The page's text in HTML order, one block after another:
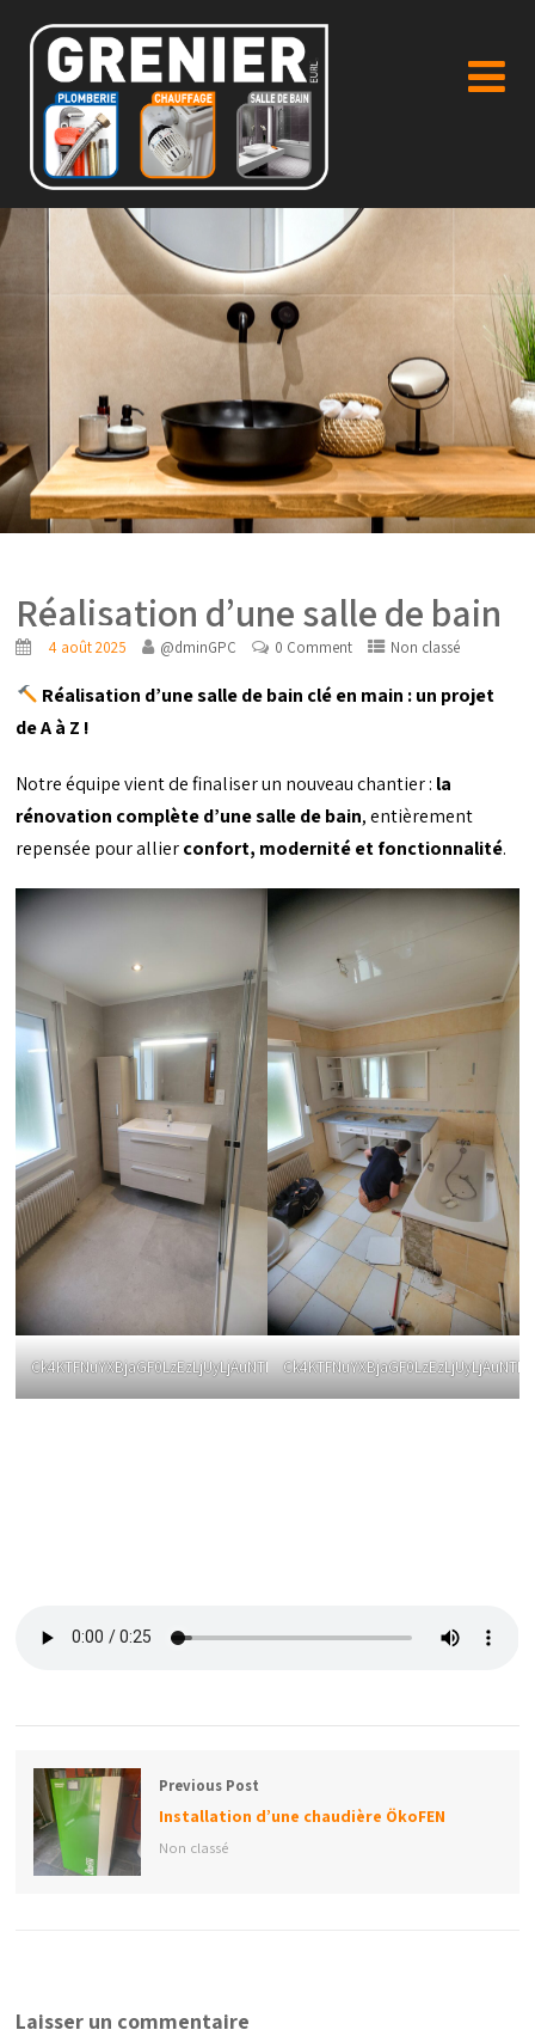
Réalisation d’une salle de bain
4 août 2025 @dminGPC 0 Comment Non classé
Réalisation d’une salle de bain clé en main : un projet
de A à Z !
Notre équipe vient de finaliser un nouveau chantier : la
rénovation complète d’une salle de bain, entièrement
repensée pour allierconfort, modernité et fonctionnalité.
Previous Post
Installation d’une chaudière ÖkoFEN
Non classé
Laisser un commentaire